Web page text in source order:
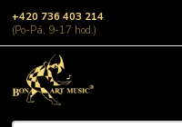
+420 736 403 214
(Po-Pá, 9-17 hod.)